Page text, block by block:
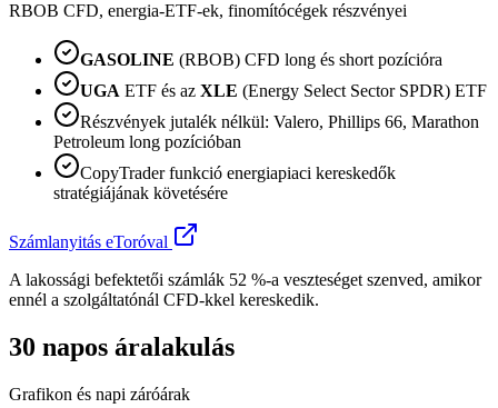
RBOB CFD, energia-ETF-ek, finomítócégek részvényei
GASOLINE (RBOB) CFD long és short pozícióra
UGA ETF és az XLE (Energy Select Sector SPDR) ETF
Részvények jutalék nélkül: Valero, Phillips 66, Marathon
Petroleum long pozícióban
CopyTrader funkció energiapiaci kereskedők
stratégiájának követésére
Számlanyitás eToróval
A lakossági befektetői számlák 52 %-a veszteséget szenved, amikor
ennél a szolgáltatónál CFD-kkel kereskedik.
30 napos áralakulás
Grafikon és napi záróárak